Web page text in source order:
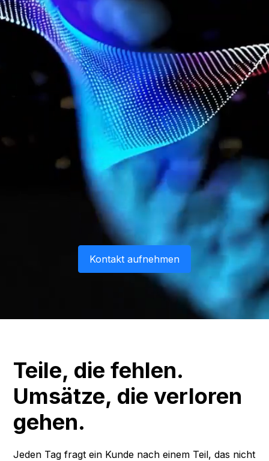
Kontakt aufnehmen
Teile, die fehlen.
Umsätze, die verloren
gehen.
Jeden Tag fragt ein Kunde nach einem Teil, das nicht